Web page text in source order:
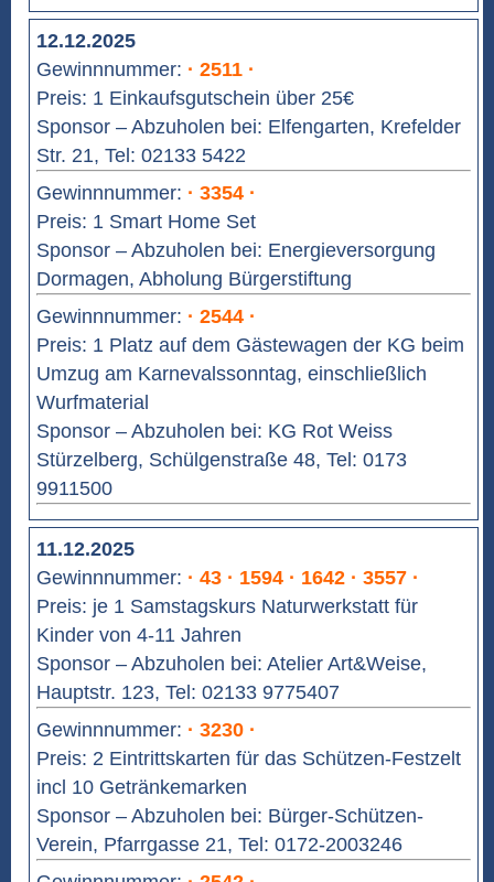
12.12.2025
Gewinnnummer: · 2511 ·
Preis: 1 Einkaufsgutschein über 25€
Sponsor – Abzuholen bei: Elfengarten, Krefelder
Str. 21, Tel: 02133 5422
Gewinnnummer: · 3354 ·
Preis: 1 Smart Home Set
Sponsor – Abzuholen bei: Energieversorgung
Dormagen, Abholung Bürgerstiftung
Gewinnnummer: · 2544 ·
Preis: 1 Platz auf dem Gästewagen der KG beim
Umzug am Karnevalssonntag, einschließlich
Wurfmaterial
Sponsor – Abzuholen bei: KG Rot Weiss
Stürzelberg, Schülgenstraße 48, Tel: 0173
9911500
11.12.2025
Gewinnnummer: · 43 · 1594 · 1642 · 3557 ·
Preis: je 1 Samstagskurs Naturwerkstatt für
Kinder von 4-11 Jahren
Sponsor – Abzuholen bei: Atelier Art&Weise,
Hauptstr. 123, Tel: 02133 9775407
Gewinnnummer: · 3230 ·
Preis: 2 Eintrittskarten für das Schützen-Festzelt
incl 10 Getränkemarken
Sponsor – Abzuholen bei: Bürger-Schützen-
Verein, Pfarrgasse 21, Tel: 0172-2003246